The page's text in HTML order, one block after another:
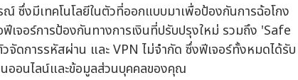
ซึ่งมีเทคโนโลยีในตัวที่ออกแบบมาเพื่อป้องกันการฉ้อโกง
จอร์การป้องกันทางการเงินที่ปรับปรุงใหม่ รวมถึง 'Safe
ดการรหัสผ่าน และ VPN ไม่จำกัด ซึ่งฟีเจอร์ทั้งหมดได้รับ
ออนไลน์และข้อมูลส่วนบุคคลของคุณ